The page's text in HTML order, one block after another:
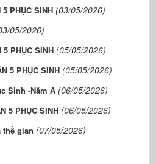
PHỤC SINH (03/05/2026)
05/2026)
PHỤC SINH (05/05/2026)
5 PHỤC SINH (05/05/2026)
Sinh -Năm A (06/05/2026)
5 PHỤC SINH (06/05/2026)
gian (07/05/2026)